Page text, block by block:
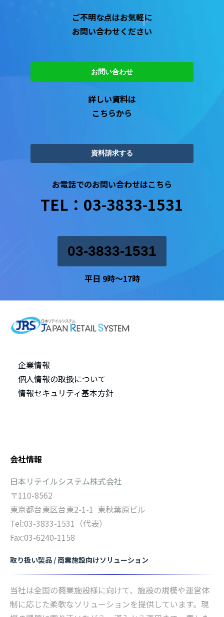
ご不明な点はお気軽に
お問い合わせください
お問い合わせ
詳しい資料は
こちらから
資料請求する
お電話でのお問い合わせはこちら
TEL：03-3833-1531
03-3833-1531
平日 9時〜17時
企業情報
個人情報の取扱について
情報セキュリティ基本方針
会社情報
日本リテイルシステム株式会社
〒110-8562
東京都台東区台東2-1-1 東秋葉原ビル
Tel:03-3833-1531（代表）
Fax:03-6240-1158
取り扱い製品 / 商業施設向けソリューション
当社は全国の商業施設様に向けて、施設の規模や運営体
制に応じた柔軟なソリューションを提供しています。現